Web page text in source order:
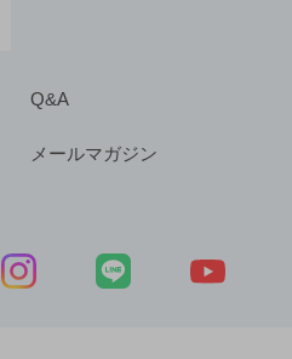
Q&A
メールマガジン